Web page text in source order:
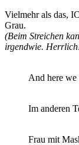
Vielmehr als das,
Grau.
(Beim Streichen
irgendwie.
And here
Im anderen
Frau mit